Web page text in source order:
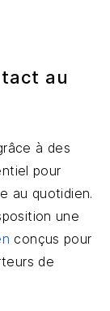
au
à des
pour
au quotidien.
une
conçus pour
de